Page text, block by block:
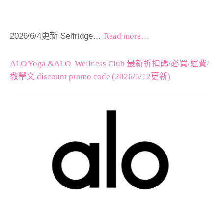
2026/6/4更新 Selfridge… Read more…
ALO Yoga &ALO Wellness Club 最新折扣碼/必買/運費/
教學文 discount promo code (2026/5/12更新)